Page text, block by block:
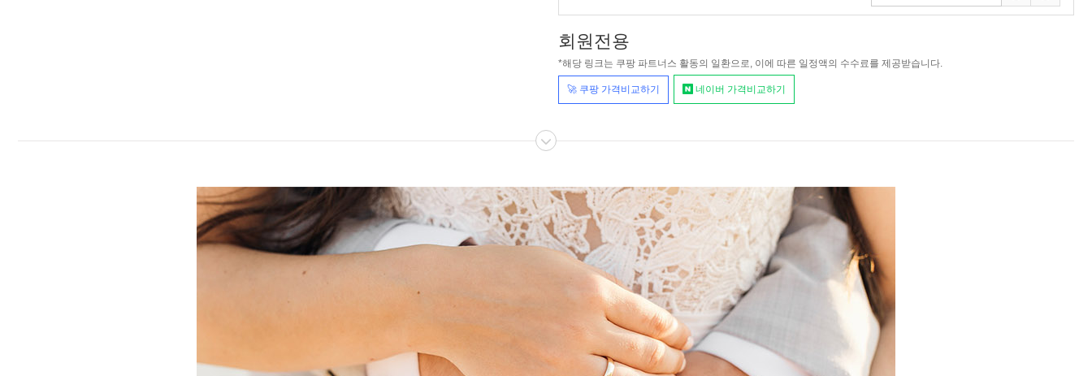
회원전용
*해당 링크는 쿠팡 파트너스 활동의 일환으로, 이에 따른 일정액의 수수료를 제공받습니다.
🚀 쿠팡 가격비교하기 네이버 가격비교하기